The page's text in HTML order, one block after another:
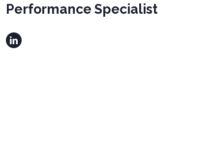
Performance Specialist